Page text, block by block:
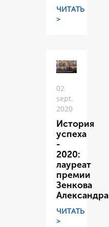
ЧИТАТЬ
>
02
sept.
2020
История
успеха
-
2020:
лауреат
премии
Зенкова
Александра
ЧИТАТЬ
>